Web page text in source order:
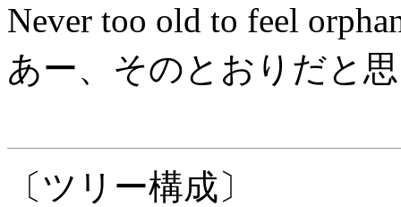
Never too old to feel
あー、そのとおりだと
〔ツリー構成〕